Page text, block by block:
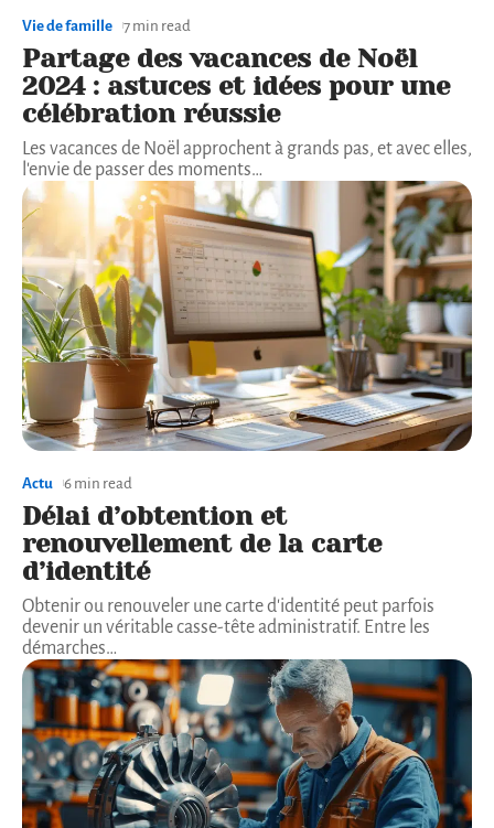
Vie de famille 7 min read
Partage des vacances de Noël
2024 : astuces et idées pour une
célébration réussie
Les vacances de Noël approchent à grands pas, et avec elles,
l'envie de passer des moments…
Actu 6 min read
Délai d’obtention et
renouvellement de la carte
d’identité
Obtenir ou renouveler une carte d'identité peut parfois
devenir un véritable casse-tête administratif. Entre les
démarches…